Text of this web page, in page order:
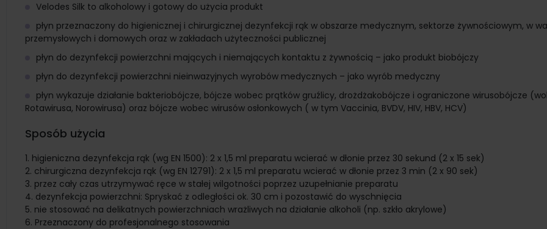
Velodes Silk to alkoholowy i gotowy do użycia produkt
płyn przeznaczony do higienicznej i chirurgicznej dezynfekcji rąk w obszarze medycznym, sektorze żywnościowym, w
przemysłowych i domowych oraz w zakładach użyteczności publicznej
płyn do dezynfekcji powierzchni mających i niemających kontaktu z żywnością – jako produkt biobójczy
płyn do dezynfekcji powierzchni nieinwazyjnych wyrobów medycznych – jako wyrób medyczny
płyn wykazuje działanie bakteriobójcze, bójcze wobec prątków gruźlicy, drożdżakobójcze i ograniczone wirusobójcze
Rotawirusa, Norowirusa) oraz bójcze wobec wirusów osłonkowych ( w tym Vaccinia, BVDV, HIV, HBV, HCV)
Sposób użycia
higieniczna dezynfekcja rąk (wg EN 1500): 2 x 1,5 ml preparatu wcierać w dłonie przez 30 sekund (2 x 15 sek)
chirurgiczna dezynfekcja rąk (wg EN 12791): 2 x 1,5 ml preparatu wcierać w dłonie przez 3 min (2 x 90 sek)
przez cały czas utrzymywać ręce w stałej wilgotności poprzez uzupełnianie preparatu
dezynfekcja powierzchni: Spryskać z odległości ok. 30 cm i pozostawić do wyschnięcia
nie stosować na delikatnych powierzchniach wrażliwych na działanie alkoholi (np. szkło akrylowe)
Przeznaczony do profesjonalnego stosowania